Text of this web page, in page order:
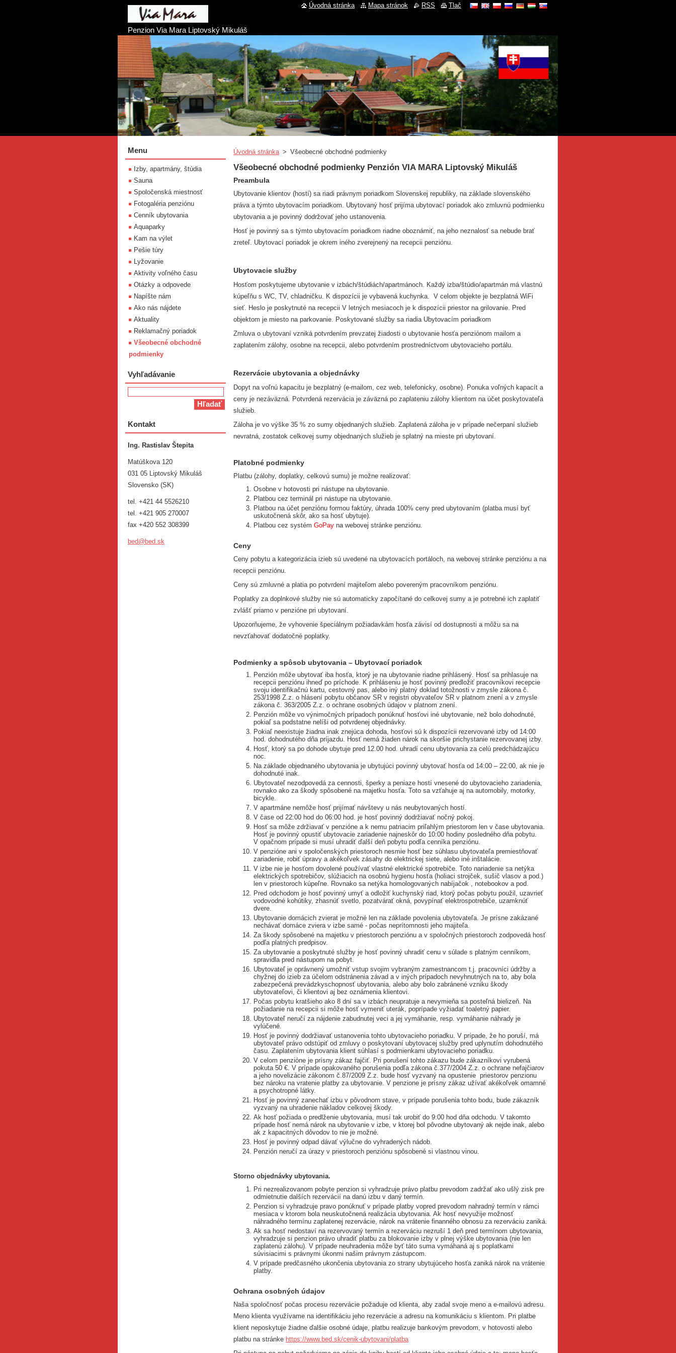
Penzion Via Mara Liptovský Mikuláš
Úvodná stránka > Všeobecné obchodné podmienky
Všeobecné obchodné podmienky Penzión VIA MARA Liptovský Mikuláš
Preambula
Ubytovanie klientov (hostí) sa riadi právnym poriadkom Slovenskej republiky, na základe slovenského
práva a týmto ubytovacím poriadkom. Ubytovaný hosť prijíma ubytovací poriadok ako zmluvnú podmienku
ubytovania a je povinný dodržovať jeho ustanovenia.
Hosť je povinný sa s týmto ubytovacím poriadkom riadne oboznámiť, na jeho neznalosť sa nebude brať
zreteľ. Ubytovací poriadok je okrem iného zverejnený na recepcii penziónu.
Ubytovacie služby
Hosťom poskytujeme ubytovanie v izbách/štúdiách/apartmánoch. Každý izba/štúdio/apartmán má vlastnú
kúpeľňu s WC, TV, chladničku. K dispozícii je vybavená kuchynka. V celom objekte je bezplatná WiFi
sieť. Heslo je poskytnuté na recepcii V letných mesiacoch je k dispozícii priestor na grilovanie. Pred
objektom je miesto na parkovanie. Poskytované služby sa riadia Ubytovacím poriadkom
Zmluva o ubytovaní vzniká potvrdením prevzatej žiadosti o ubytovanie hosťa penziónom mailom a
zaplatením zálohy, osobne na recepcii, alebo potvrdením prostredníctvom ubytovacieho portálu.
Rezervácie ubytovania a objednávky
Dopyt na voľnú kapacitu je bezplatný (e-mailom, cez web, telefonicky, osobne). Ponuka voľných kapacít a
ceny je nezáväzná. Potvrdená rezervácia je záväzná po zaplateniu zálohy klientom na účet poskytovateľa
služieb.
Záloha je vo výške 35 % zo sumy objednaných služieb. Zaplatená záloha je v prípade nečerpaní služieb
nevratná, zostatok celkovej sumy objednaných služieb je splatný na mieste pri ubytovaní.
Platobné podmienky
Platbu (zálohy, doplatky, celkovú sumu) je možne realizovať:
Osobne v hotovosti pri nástupe na ubytovanie.
Platbou cez terminál pri nástupe na ubytovanie.
Platbou na účet penziónu formou faktúry, úhrada 100% ceny pred ubytovaním (platba musí byť
uskutočnená skôr, ako sa hosť ubytuje).
Platbou cez systém GoPay na webovej stránke penziónu.
Ceny
Ceny pobytu a kategorizácia izieb sú uvedené na ubytovacích portáloch, na webovej stránke penziónu a na
recepcii penziónu.
Ceny sú zmluvné a platia po potvrdení majiteľom alebo povereným pracovníkom penziónu.
Poplatky za doplnkové služby nie sú automaticky započítané do celkovej sumy a je potrebné ich zaplatiť
zvlášť priamo v penzióne pri ubytovaní.
Upozorňujeme, že vyhovenie špeciálnym požiadavkám hosťa závisí od dostupnosti a môžu sa na
nevzťahovať dodatočné poplatky.
Podmienky a spôsob ubytovania – Ubytovací poriadok
Penzión môže ubytovať iba hosťa, ktorý je na ubytovanie riadne prihlásený. Hosť sa prihlasuje na
recepcii penziónu ihneď po príchode. K prihláseniu je hosť povinný predložiť pracovníkovi recepcie
svoju identifikačnú kartu, cestovný pas, alebo iný platný doklad totožnosti v zmysle zákona č.
253/1998 Z.z. o hlásení pobytu občanov SR v registri obyvateľov SR v platnom znení a v zmysle
zákona č. 363/2005 Z.z. o ochrane osobných údajov v platnom znení.
Penzión môže vo výnimočných prípadoch ponúknuť hosťovi iné ubytovanie, než bolo dohodnuté,
pokiaľ sa podstatne nelíši od potvrdenej objednávky.
Pokiaľ neexistuje žiadna inak znejúca dohoda, hosťovi sú k dispozícii rezervované izby od 14:00
hod. dohodnutého dňa príjazdu. Hosť nemá žiaden nárok na skoršie prichystanie rezervovanej izby.
Hosť, ktorý sa po dohode ubytuje pred 12.00 hod. uhradí cenu ubytovania za celú predchádzajúcu
noc.
Na základe objednaného ubytovania je ubytujúci povinný ubytovať hosťa od 14:00 – 22:00, ak nie je
dohodnuté inak.
Ubytovateľ nezodpovedá za cennosti, šperky a peniaze hostí vnesené do ubytovacieho zariadenia,
rovnako ako za škody spôsobené na majetku hosťa. Toto sa vzťahuje aj na automobily, motorky,
bicykle.
V apartmáne nemôže hosť prijímať návštevy u nás neubytovaných hostí.
V čase od 22:00 hod do 06:00 hod. je hosť povinný dodržiavať nočný pokoj.
Hosť sa môže zdržiavať v penzióne a k nemu patriacim priľahlým priestorom len v čase ubytovania.
Hosť je povinný opustiť ubytovacie zariadenie najneskôr do 10:00 hodiny posledného dňa pobytu.
V opačnom prípade si musí uhradiť ďalší deň pobytu podľa cenníka penziónu.
V penzióne ani v spoločenských priestoroch nesmie hosť bez súhlasu ubytovateľa premiestňovať
zariadenie, robiť úpravy a akékoľvek zásahy do elektrickej siete, alebo iné inštalácie.
V izbe nie je hosťom dovolené používať vlastné elektrické spotrebiče. Toto nariadenie sa netýka
elektrických spotrebičov, slúžiacich na osobnú hygienu hosťa (holiaci strojček, sušič vlasov a pod.)
len v priestoroch kúpeľne. Rovnako sa netýka homologovaných nabíjačok , notebookov a pod.
Pred odchodom je hosť povinný umyť a odložiť kuchynský riad, ktorý počas pobytu použil, uzavrieť
vodovodné kohútiky, zhasnúť svetlo, pozatvárať okná, povypínať elektrospotrebiče, uzamknúť
dvere.
Ubytovanie domácich zvierat je možné len na základe povolenia ubytovateľa. Je prísne zakázané
nechávať domáce zviera v izbe samé - počas neprítomnosti jeho majiteľa.
Za škody spôsobené na majetku v priestoroch penziónu a v spoločných priestoroch zodpovedá hosť
podľa platných predpisov.
Za ubytovanie a poskytnuté služby je hosť povinný uhradiť cenu v súlade s platným cenníkom,
spravidla pred nástupom na pobyt.
Ubytovateľ je oprávnený umožniť vstup svojim vybraným zamestnancom t.j. pracovníci údržby a
chyžnej do izieb za účelom odstránenia závad a v iných prípadoch nevyhnutných na to, aby bola
zabezpečená prevádzkyschopnosť ubytovania, alebo aby bolo zabránené vzniku škody
ubytovateľovi, či klientovi aj bez oznámenia klientovi.
Počas pobytu kratšieho ako 8 dní sa v izbách neupratuje a nevymieňa sa posteľná bielizeň. Na
požiadanie na recepcii si môže hosť vymeniť uterák, poprípade vyžiadať toaletný papier.
Ubytovateľ neručí za nájdenie zabudnutej veci a jej vymáhanie, resp. vymáhanie náhrady je
vylúčené.
Hosť je povinný dodržiavať ustanovenia tohto ubytovacieho poriadku. V prípade, že ho poruší, má
ubytovateľ právo odstúpiť od zmluvy o poskytovaní ubytovacej služby pred uplynutím dohodnutého
času. Zaplatením ubytovania klient súhlasí s podmienkami ubytovacieho poriadku.
V celom penzióne je prísny zákaz fajčiť. Pri porušení tohto zákazu bude zákazníkovi vyrubená
pokuta 50 €. V prípade opakovaného porušenia podľa zákona č.377/2004 Z.z. o ochrane nefajčiarov
a jeho novelizácie zákonom č.87/2009 Z.z. bude hosť vyzvaný na opustenie priestorov penzionu
bez nároku na vratenie platby za ubytovanie. V penzione je prísny zákaz užívať akékoľvek omamné
a psychotropné látky.
Hosť je povinný zanechať izbu v pôvodnom stave, v prípade porušenia tohto bodu, bude zákazník
vyzvaný na uhradenie nákladov celkovej škody.
Ak hosť požiada o predlženie ubytovania, musí tak urobiť do 9:00 hod dňa odchodu. V takomto
prípade hosť nemá nárok na ubytovanie v izbe, v ktorej bol pôvodne ubytovaný ak nejde inak, alebo
ak z kapacitných dôvodov to nie je možné.
Hosť je povinný odpad dávať výlučne do vyhradených nádob.
Penzión neručí za úrazy v priestoroch penziónu spôsobené si vlastnou vinou.
Storno objednávky ubytovania.
Pri nezrealizovanom pobyte penzion si vyhradzuje právo platbu prevodom zadržať ako ušlý zisk pre
odmietnutie dalších rezervácií na danú izbu v daný termín.
Penzion si vyhradzuje pravo ponúknuť v prípade platby vopred prevodom nahradný termín v rámci
mesiaca v ktorom bola neuskutočnená realizácia ubytovania. Ak hosť nevyužije možnosť
náhradného termínu zaplatenej rezervácie, nárok na vrátenie finanného obnosu za rezerváciu zaniká.
Ak sa hosť nedostaví na rezervovaný termín a rezerváciu nezruší 1 deň pred termínom ubytovania,
vyhradzuje si penzion právo uhradiť platbu za blokovanie izby v plnej výške ubytovania (nie len
zaplatenú zálohu). V prípade neuhradenia môže byť táto suma vymáhaná aj s poplatkami
súvisiacimi s právnymi úkonmi našim právnym zástupcom.
V prípade predčasného ukončenia ubytovania zo strany ubytujúceho hosťa zaniká nárok na vrátenie
platby.
Ochrana osobných údajov
Naša spoločnosť počas procesu rezervácie požaduje od klienta, aby zadal svoje meno a e-mailovú adresu.
Meno klienta využívame na identifikáciu jeho rezervácie a adresu na komunikáciu s klientom. Pri platbe
klient neposkytuje žiadne ďalšie osobné údaje, platbu realizuje bankovým prevodom, v hotovosti alebo
platbu na stránke https://www.bed.sk/cenik-ubytovani/platba
Menu
Izby, apartmány, štúdia
Sauna
Spoločenská miestnosť
Fotogaléria penziónu
Cenník ubytovania
Aquaparky
Kam na výlet
Pešie túry
Lyžovanie
Aktivity voľného času
Otázky a odpovede
Napíšte nám
Ako nás nájdete
Aktuality
Reklamačný poriadok
Všeobecné obchodné
podmienky
Vyhľadávanie
Kontakt
Ing. Rastislav Štepita
Matúškova 120
031 05 Liptovský Mikuláš
Slovensko (SK)
tel. +421 44 5526210
tel. +421 905 270007
fax +420 552 308399
bed@bed.sk
Úvodná stránka Mapa stránok RSS Tlač